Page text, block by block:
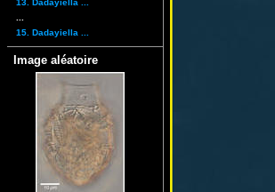
15. Dadayiella ...
Image aléatoire